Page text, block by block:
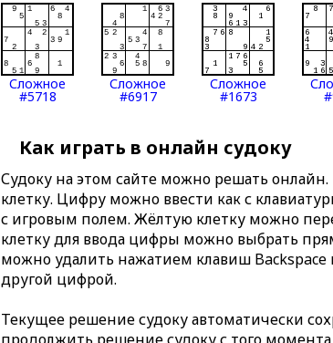
Сложное
#5718
Сложное
#6917
Сложное
#1673
Как играть в онлайн судоку
Судоку на этом сайте можно решать
клетку. Цифру можно ввести как с
с игровым полем. Жёлтую клетку можно
клетку для ввода цифры можно выбрать
можно удалить нажатием клавиш
другой цифрой.
Текущее решение судоку автоматически